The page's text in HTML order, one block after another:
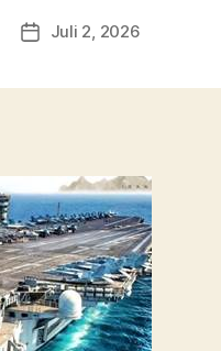
Beitragsdatum
Juli 2, 2026